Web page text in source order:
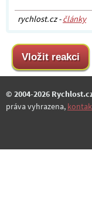
rychlost.cz -články
© 2004-2026
práva vyhrazena,